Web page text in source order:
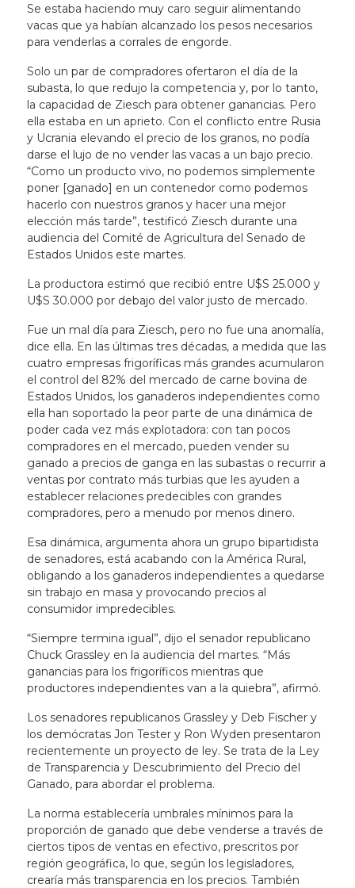
Se estaba haciendo muy caro seguir alimentando
vacas que ya habían alcanzado los pesos necesarios
para venderlas a corrales de engorde.
Solo un par de compradores ofertaron el día de la
subasta, lo que redujo la competencia y, por lo tanto,
la capacidad de Ziesch para obtener ganancias. Pero
ella estaba en un aprieto. Con el conflicto entre Rusia
y Ucrania elevando el precio de los granos, no podía
darse el lujo de no vender las vacas a un bajo precio.
“Como un producto vivo, no podemos simplemente
poner [ganado] en un contenedor como podemos
hacerlo con nuestros granos y hacer una mejor
elección más tarde”, testificó Ziesch durante una
audiencia del Comité de Agricultura del Senado de
Estados Unidos este martes.
La productora estimó que recibió entre U$S 25.000 y
U$S 30.000 por debajo del valor justo de mercado.
Fue un mal día para Ziesch, pero no fue una anomalía,
dice ella. En las últimas tres décadas, a medida que las
cuatro empresas frigoríficas más grandes acumularon
el control del 82% del mercado de carne bovina de
Estados Unidos, los ganaderos independientes como
ella han soportado la peor parte de una dinámica de
poder cada vez más explotadora: con tan pocos
compradores en el mercado, pueden vender su
ganado a precios de ganga en las subastas o recurrir a
ventas por contrato más turbias que les ayuden a
establecer relaciones predecibles con grandes
compradores, pero a menudo por menos dinero.
Esa dinámica, argumenta ahora un grupo bipartidista
de senadores, está acabando con la América Rural,
obligando a los ganaderos independientes a quedarse
sin trabajo en masa y provocando precios al
consumidor impredecibles.
“Siempre termina igual”, dijo el senador republicano
Chuck Grassley en la audiencia del martes. “Más
ganancias para los frigoríficos mientras que
productores independientes van a la quiebra”, afirmó.
Los senadores republicanos Grassley y Deb Fischer y
los demócratas Jon Tester y Ron Wyden presentaron
recientemente un proyecto de ley. Se trata de la Ley
de Transparencia y Descubrimiento del Precio del
Ganado, para abordar el problema.
La norma establecería umbrales mínimos para la
proporción de ganado que debe venderse a través de
ciertos tipos de ventas en efectivo, prescritos por
región geográfica, lo que, según los legisladores,
crearía más transparencia en los precios. También